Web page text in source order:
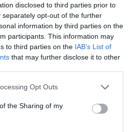
disclosed to third parties prior to
separately opt-out of the further
information by third parties on the
participants. This information may
to third parties on the IAB’s List of
that may further disclose it to other
app uses one or more Google
or usage behaviour. You may click to
Google and its third-party tags to
specified purposes in below Google
Opt Outs
the Sharing of my
Kylie Jenner,Timotheé Chalamet
Következő bejegyzés